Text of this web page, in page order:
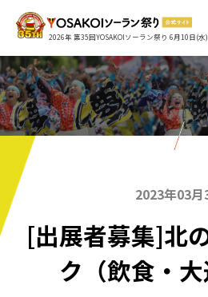
2026年 第35回YOSAKOIソーラン祭り 6月10日(水
2023年03月
[出展者募集]北
ク（飲食・大